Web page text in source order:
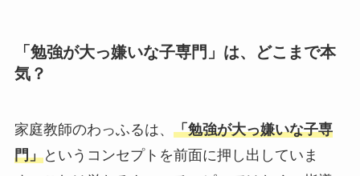
「勉強が大っ嫌いな子専門」は、どこまで本
気？
家庭教師のわっふるは、 「勉強が大っ嫌いな子専
門」というコンセプトを前面に押し出していま